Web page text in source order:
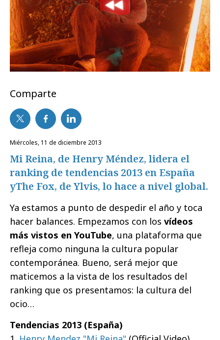
Comparte
miércoles, 11 de diciembre 2013
Mi Reina, de Henry Méndez, lidera el
ranking de tendencias 2013 en España
yThe Fox, de Ylvis, lo hace a nivel global.
Ya estamos a punto de despedir el año y toca
hacer balances. Empezamos con los vídeos
más vistos en YouTube, una plataforma que
refleja como ninguna la cultura popular
contemporánea. Bueno, será mejor que
maticemos a la vista de los resultados del
ranking que os presentamos: la cultura del
ocio…
Tendencias 2013 (España)